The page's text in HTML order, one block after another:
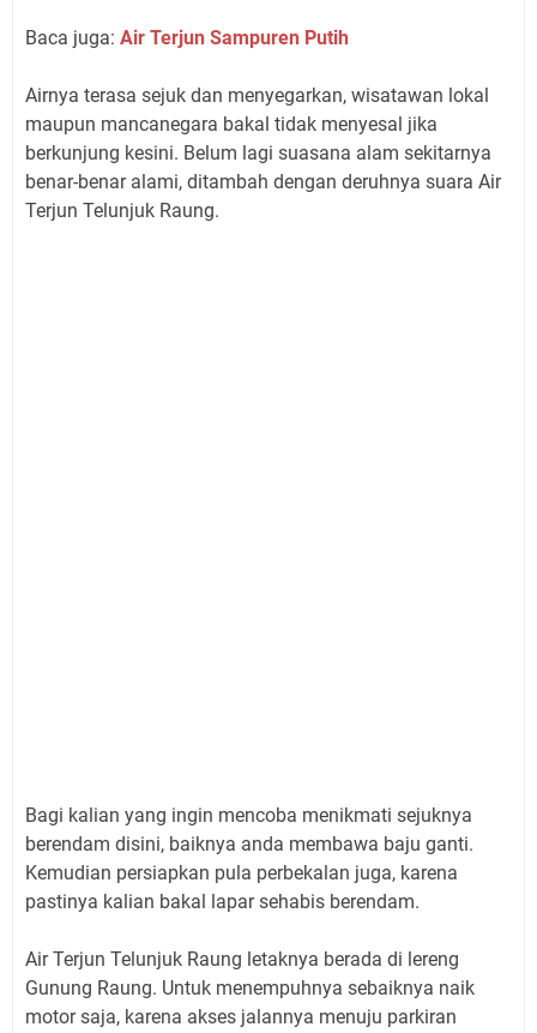
Baca juga: Air Terjun Sampuren Putih
Airnya terasa sejuk dan menyegarkan, wisatawan lokal
maupun mancanegara bakal tidak menyesal jika
berkunjung kesini. Belum lagi suasana alam sekitarnya
benar-benar alami, ditambah dengan deruhnya suara Air
Terjun Telunjuk Raung.
Bagi kalian yang ingin mencoba menikmati sejuknya
berendam disini, baiknya anda membawa baju ganti.
Kemudian persiapkan pula perbekalan juga, karena
pastinya kalian bakal lapar sehabis berendam.
Air Terjun Telunjuk Raung letaknya berada di lereng
Gunung Raung. Untuk menempuhnya sebaiknya naik
motor saja, karena akses jalannya menuju parkiran